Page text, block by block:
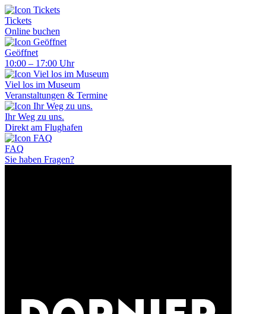
Tickets
Online buchen
Geöffnet
10:00 – 17:00 Uhr
Viel los im Museum
Veranstaltungen & Termine
Ihr Weg zu uns.
Direkt am Flughafen
FAQ
Sie haben Fragen?